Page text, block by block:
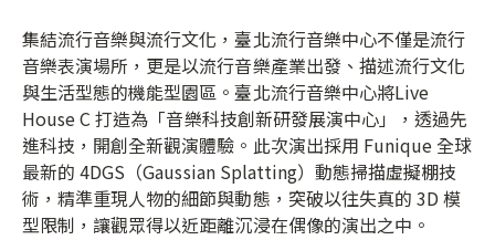
集結流行音樂與流行文化，臺北流行音樂中心不僅是流行
音樂表演場所，更是以流行音樂產業出發、描述流行文化
與生活型態的機能型園區。臺北流行音樂中心將Live
House C 打造為「音樂科技創新研發展演中心」，透過先
進科技，開創全新觀演體驗。此次演出採用 Funique 全球
最新的 4DGS（Gaussian Splatting）動態掃描虛擬棚技
術，精準重現人物的細節與動態，突破以往失真的 3D 模
型限制，讓觀眾得以近距離沉浸在偶像的演出之中。